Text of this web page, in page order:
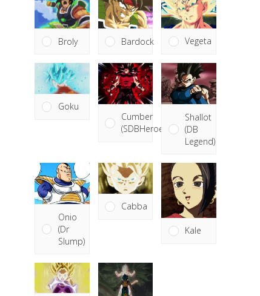
Broly Bardock Vegeta
Goku
Cumber
(SDBHeroes)
Shallot
(DB
Legend)
Onio
(Dr
Slump)
Cabba
Kale